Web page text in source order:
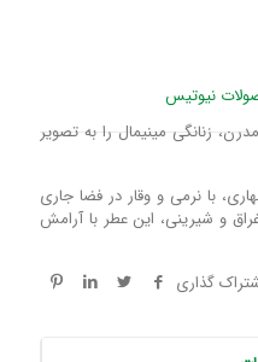
زنانگی مینیمال را به تصویر
با نرمی و وقار در فضا جاری
و شیرینی، این عطر با آرامش
نیوتیس
گذاری